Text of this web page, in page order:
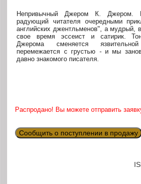
Непривычный Джером К. Джером.
радующий читателя очередными
английских джентльменов", а мудрый,
свое время эссеист и сатирик.
Джерома сменяется
перемежается с грустью - и мы
давно знакомого писателя.
Распродано! Вы можете отправить
Сообщить о поступлении в продажу